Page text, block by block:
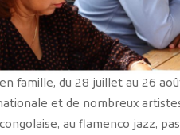
famille, du 28 juillet au 26
et de nombreux
au flamenco jazz,